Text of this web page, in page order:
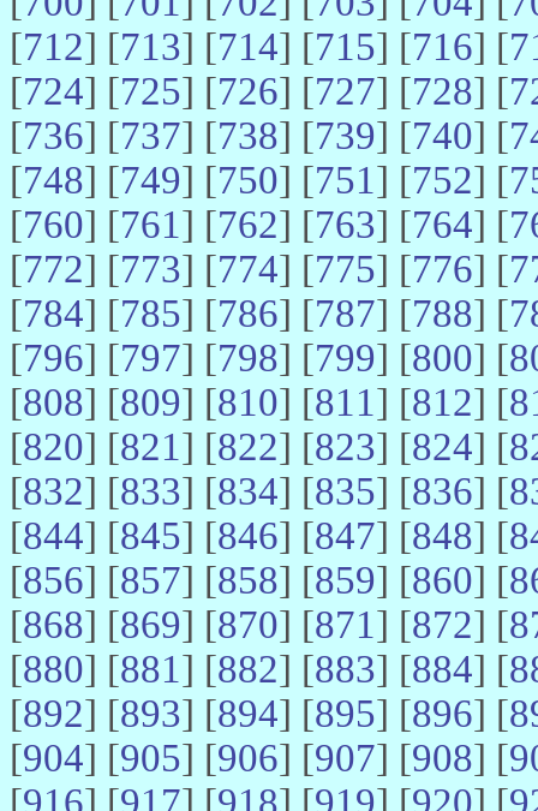
[712] [713] [714] [715] [716] [
[724] [725] [726] [727] [728] [
[736] [737] [738] [739] [740] [
[748] [749] [750] [751] [752] [
[760] [761] [762] [763] [764] [
[772] [773] [774] [775] [776] [
[784] [785] [786] [787] [788] [
[796] [797] [798] [799] [800] [
[808] [809] [810] [811] [812] [
[820] [821] [822] [823] [824] [
[832] [833] [834] [835] [836] [
[844] [845] [846] [847] [848] [
[856] [857] [858] [859] [860] [
[868] [869] [870] [871] [872] [
[880] [881] [882] [883] [884] [
[892] [893] [894] [895] [896] [
[904] [905] [906] [907] [908] [